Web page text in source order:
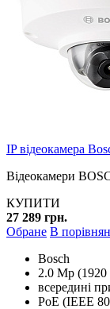
IP відеокамера
Відеокамери
КУПИТИ
27 289 грн.
Обране В
Bosch
2.0 Mp (1920
всередині
PoE (IEEE